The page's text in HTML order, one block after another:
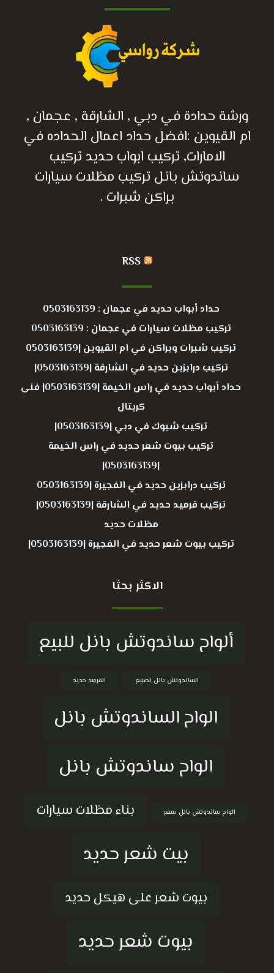
ورشة حدادة في دبي , الشارقة , عجمان ,
ام القيوين :افضل حداد اعمال الحداده في
الامارات, تركيب ابواب حديد تركيب
ساندوتش بانل تركيب مظلات سيارات
براكن شبرات .
RSS
حداد أبواب حديد في عجمان : 0503163139
تركيب مظلات سيارات في عجمان : 0503163139
تركيب شبرات وبراكن في ام القيوين |0503163139
تركيب درابزين حديد في الشارقة |0503163139|
حداد أبواب حديد في راس الخيمة |0503163139| فنى
كريتال
تركيب شبوك في دبي |0503163139|
تركيب بيوت شعر حديد في راس الخيمة
|0503163139|
تركيب درابزين حديد في الفجيرة |0503163139
تركيب قرميد حديد في الشارقة |0503163139|
مظلات حديد
تركيب بيوت شعر حديد في الفجيرة |0503163139|
الاكثر بحثا
ألواح ساندوتش بانل للبيع
الساندوتش بانل تصنيع القرميد حديد
الواح الساندوتش بانل
الواح ساندوتش بانل
الواح ساندوتش بانل سعر بناء مظلات سيارات
بيت شعر حديد
بيوت شعر على هيكل حديد
بيوت شعر حديد